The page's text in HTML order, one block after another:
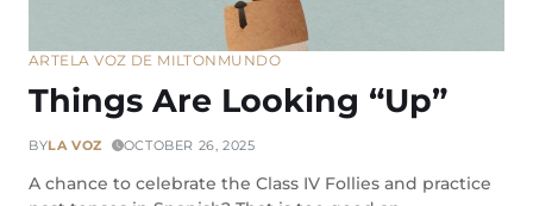
ARTELA VOZ DE MILTON MUNDO
Things Are Looking “Up”
BYLA VOZ OCTOBER 26, 2025
A chance to celebrate the Class IV Follies and practice